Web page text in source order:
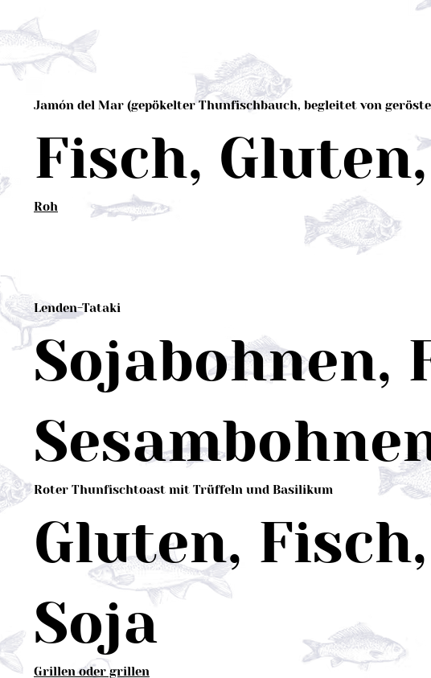
Jamón del Mar (gepökelter Thunfischbauch, begleitet von
Fisch,
Roh
Lenden-Tataki
Sojabohnen,
Roter Thunfischtoast mit Trüffeln und Basilikum
Gluten,
Soja
Grillen oder grillen